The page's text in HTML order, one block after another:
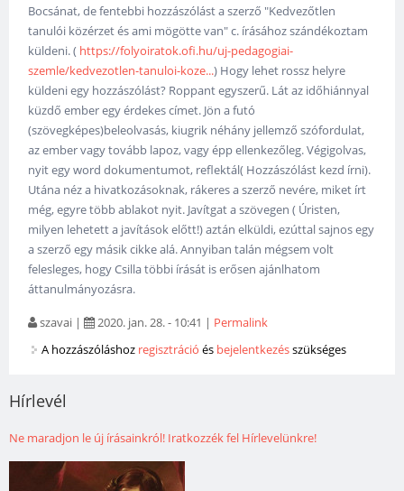
Bocsánat, de fentebbi hozzászólást a szerző "Kedvezőtlen
tanulói közérzet és ami mögötte van" c. írásához szándékoztam
küldeni. ( https://folyoiratok.ofi.hu/uj-pedagogiai-
szemle/kedvezotlen-tanuloi-koze...) Hogy lehet rossz helyre
küldeni egy hozzászólást? Roppant egyszerű. Lát az időhiánnyal
küzdő ember egy érdekes címet. Jön a futó
(szövegképes)beleolvasás, kiugrik néhány jellemző szófordulat,
az ember vagy tovább lapoz, vagy épp ellenkezőleg. Végigolvas,
nyit egy word dokumentumot, reflektál( Hozzászólást kezd írni).
Utána néz a hivatkozásoknak, rákeres a szerző nevére, miket írt
még, egyre több ablakot nyit. Javítgat a szövegen ( Úristen,
milyen lehetett a javítások előtt!) aztán elküldi, ezúttal sajnos egy
a szerző egy másik cikke alá. Annyiban talán mégsem volt
felesleges, hogy Csilla többi írását is erősen ajánlhatom
áttanulmányozásra.
szavai | 2020. jan. 28. - 10:41 | Permalink
A hozzászóláshoz regisztráció és bejelentkezésszükséges
Hírlevél
Ne maradjon le új írásainkról! Iratkozzék fel Hírlevelünkre!